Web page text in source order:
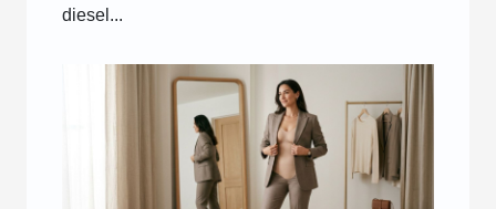
diesel...